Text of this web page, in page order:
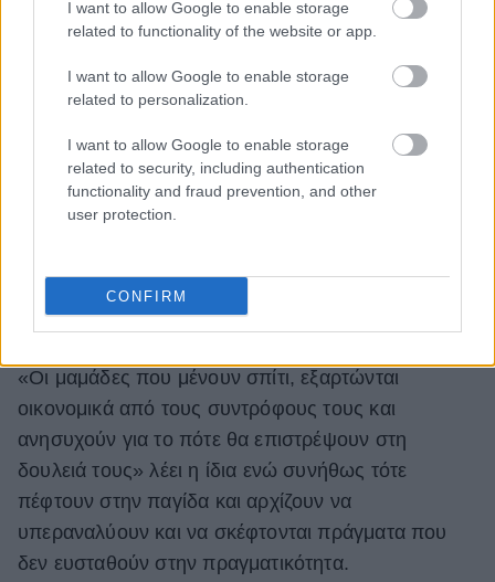
I want to allow Google to enable storage
related to functionality of the website or app.
I want to allow Google to enable storage
related to personalization.
I want to allow Google to enable storage
related to security, including authentication
functionality and fraud prevention, and other
user protection.
CONFIRM
@jettiegirl28I think I just started a
♬ original sound - KK
«Οι μαμάδες που μένουν σπίτι, εξαρτώνται
οικονομικά από τους συντρόφους τους και
ανησυχούν για το πότε θα επιστρέψουν στη
δουλειά τους» λέει η ίδια ενώ συνήθως τότε
πέφτουν στην παγίδα και αρχίζουν να
υπεραναλύουν και να σκέφτονται πράγματα που
δεν ευσταθούν στην πραγματικότητα.